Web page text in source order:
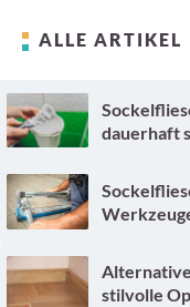
ALLE ARTIKEL
dauerhaft
stilvolle